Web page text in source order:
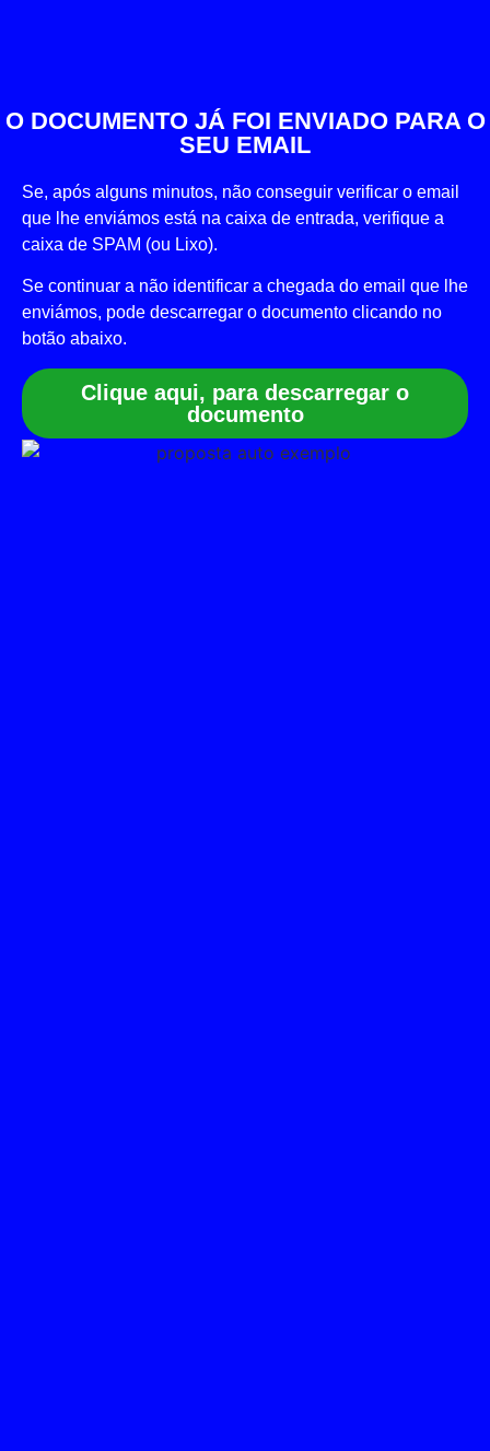
O DOCUMENTO JÁ FOI ENVIADO PARA O
SEU EMAIL
Se, após alguns minutos, não conseguir verificar o email
que lhe enviámos está na caixa de entrada, verifique a
caixa de SPAM (ou Lixo).
Se continuar a não identificar a chegada do email que lhe
enviámos, pode descarregar o documento clicando no
botão abaixo.
Clique aqui, para descarregar o
documento